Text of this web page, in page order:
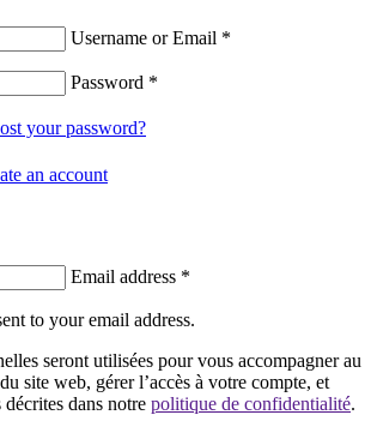
Username or Email *
Password *
your password?
an account
Email address *
to your email address.
seront utilisées pour vous accompagner au
site web, gérer l’accès à votre compte, et
décrites dans notre politique de confidentialité.